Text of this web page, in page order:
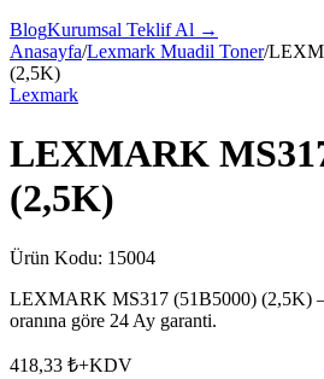
BlogKurumsal Teklif Al →
Anasayfa/Lexmark Muadil Toner/
(2,5K)
Lexmark
LEXMARK
(2,5K)
Ürün Kodu: 15004
LEXMARK MS317 (51B5000) (2,5K)
oranına göre 24 Ay garanti.
418,33 ₺+KDV